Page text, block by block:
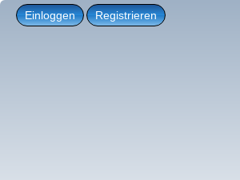
Einloggen Registrieren